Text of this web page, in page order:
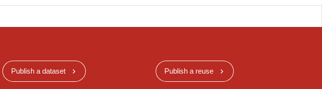
Publish a dataset Publish a reuse